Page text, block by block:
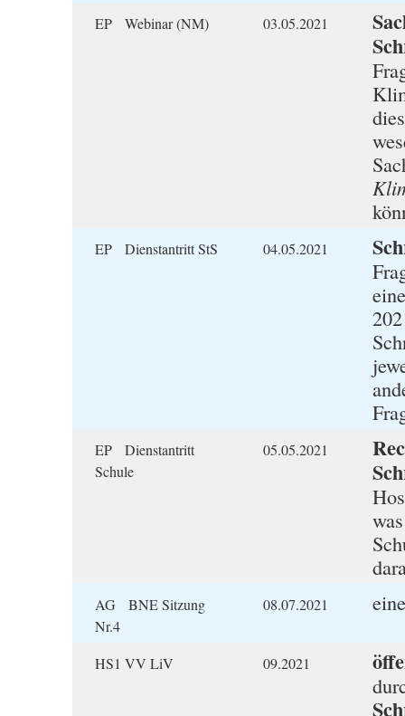
EP Webinar (NM) 03.05.2021
EP Dienstantritt StS 04.05.2021
EP Dienstantritt
Schule
05.05.2021
AG BNE Sitzung
Nr.4
08.07.2021
HS1 VV LiV 09.2021